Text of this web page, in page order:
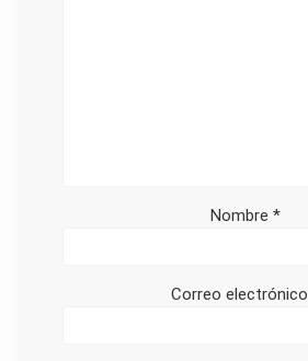
Nombre *
Correo electrónico